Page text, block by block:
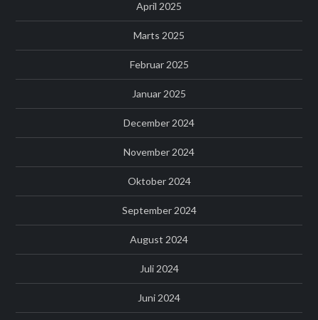
April 2025
Marts 2025
Februar 2025
Januar 2025
December 2024
November 2024
Oktober 2024
September 2024
August 2024
Juli 2024
Juni 2024